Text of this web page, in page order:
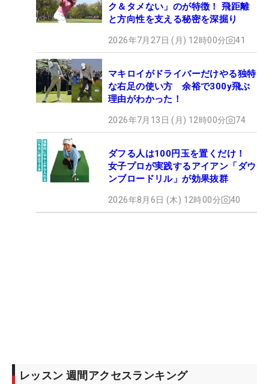
ク＆タメない」のが特徴！ 飛距離
と方向性を支える秘密を深掘り
2026年7月27日 (月) 12時00分 41
マキロイがドライバーだけやる独特
な右足の使い方 余裕で300y飛ぶ
理由がわかった！
2026年7月13日 (月) 12時00分 74
ダフる人は100円玉を置くだけ！
女子プロが実践するアイアン「ダウ
ンブロードリル」が効果抜群
2026年8月6日 (木) 12時00分 40
レッスン 週間アクセスランキング